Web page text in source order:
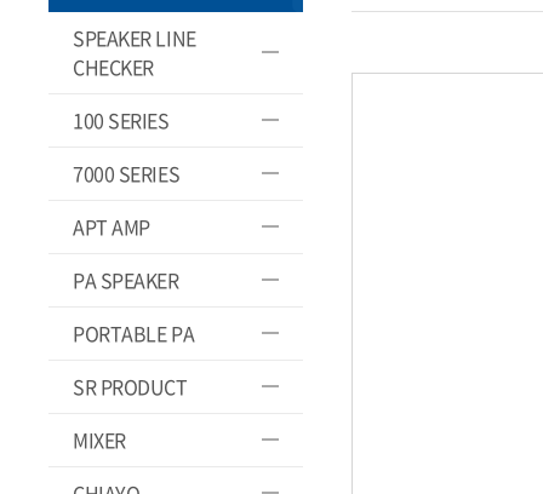
SPEAKER LINE
CHECKER
100 SERIES
7000 SERIES
APT AMP
PA SPEAKER
PORTABLE PA
SR PRODUCT
MIXER